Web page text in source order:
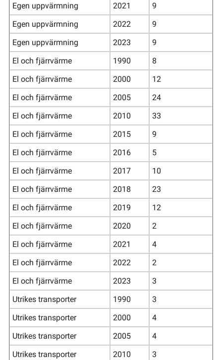
Egen uppvärmning
2021
9
Egen uppvärmning
2022
9
Egen uppvärmning
2023
9
El och fjärrvärme
1990
8
El och fjärrvärme
2000
12
El och fjärrvärme
2005
24
El och fjärrvärme
2010
33
El och fjärrvärme
2015
9
El och fjärrvärme
2016
5
El och fjärrvärme
2017
10
El och fjärrvärme
2018
23
El och fjärrvärme
2019
12
El och fjärrvärme
2020
2
El och fjärrvärme
2021
4
El och fjärrvärme
2022
2
El och fjärrvärme
2023
3
Utrikes transporter
1990
3
Utrikes transporter
2000
4
Utrikes transporter
2005
4
Utrikes transporter
2010
3